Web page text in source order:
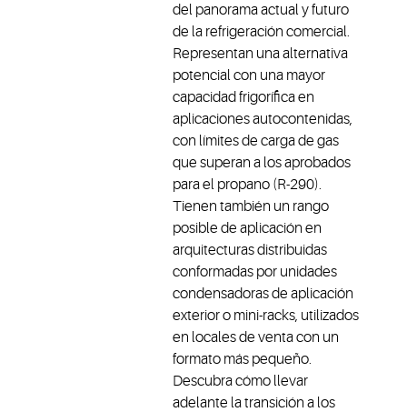
del panorama actual y futuro
de la refrigeración comercial.
Representan una alternativa
potencial con una mayor
capacidad frigorífica en
aplicaciones autocontenidas,
con límites de carga de gas
que superan a los aprobados
para el propano (R-290).
Tienen también un rango
posible de aplicación en
arquitecturas distribuidas
conformadas por unidades
condensadoras de aplicación
exterior o mini-racks, utilizados
en locales de venta con un
formato más pequeño.
Descubra cómo llevar
adelante la transición a los